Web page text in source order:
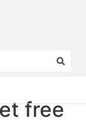
free